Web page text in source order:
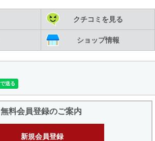
クチコミを見る
ショップ情報
無料会員登録のご案内
新規会員登録